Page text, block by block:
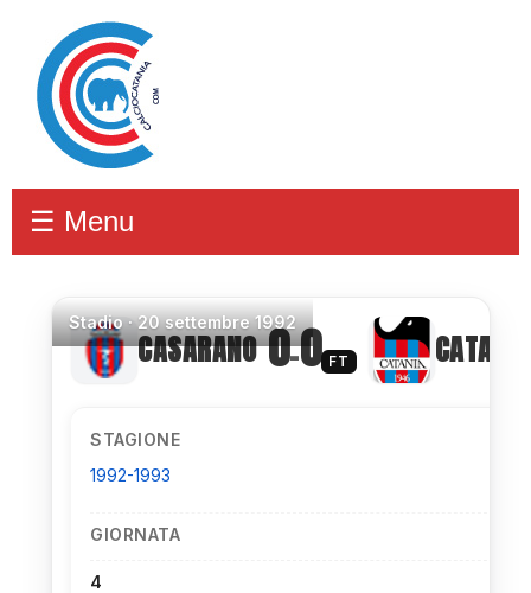
☰ Menu
Stadio·20 settembre 1992
CASARANO 0–0 FT CATANIA
STAGIONE
1992-1993
GIORNATA
4